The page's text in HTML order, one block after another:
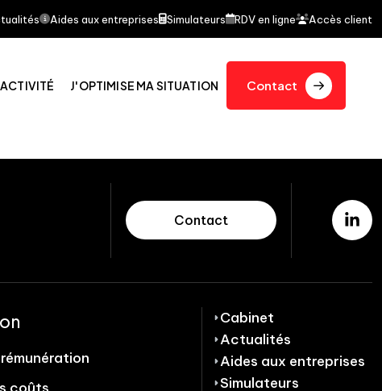
a fait l'objet d'un article dans le journal
Aides aux entreprises Simulateurs RDV en ligne Accès client
J'OPTIMISE MA SITUATION Contact
Contact
Cabinet
Actualités
Aides aux entreprises
Simulateurs